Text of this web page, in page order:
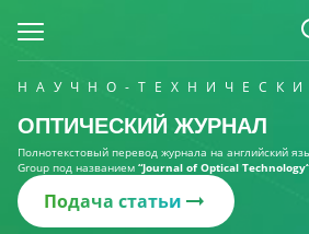
НАУЧНО-
ОПТИЧЕСКИЙ ЖУРНАЛ
Полнотекстовый перевод журнала на английский
Group под названием “Journal of Optical Technology“
Подача статьи